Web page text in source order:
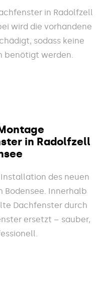
in Radolfzell
wird die vorhandene
sodass keine
benötigt werden.
in Radolfzell
des neuen
Bodensee. Innerhalb
Dachfenster durch
ersetzt – sauber,